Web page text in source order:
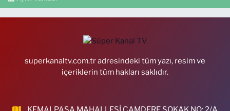
superkanaltv.com.tr adresindeki tüm yazı, resim ve
içeriklerin tüm hakları saklıdır.